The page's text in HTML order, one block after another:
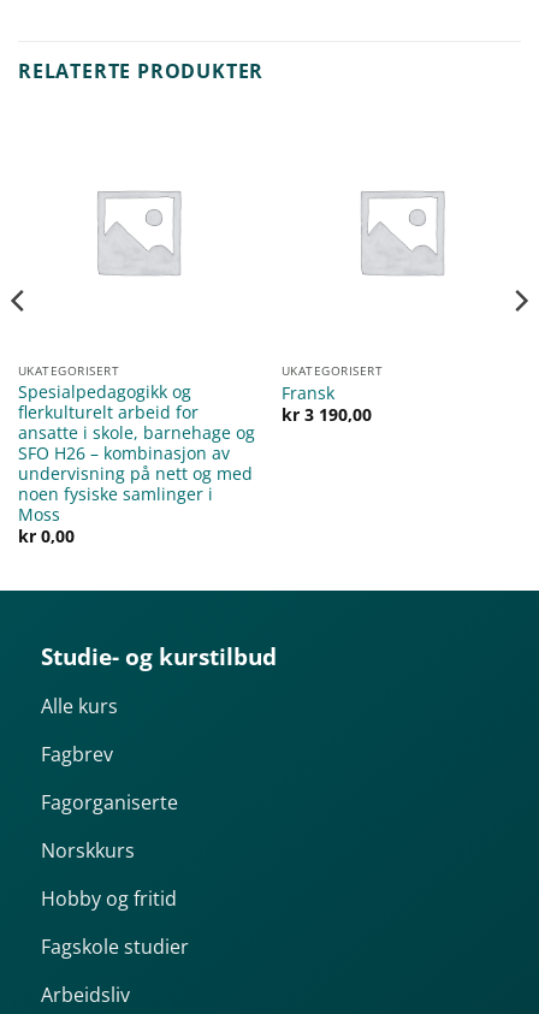
RELATERTE PRODUKTER
UKATEGORISERT
Spesialpedagogikk og
flerkulturelt arbeid for
ansatte i skole, barnehage og
SFO H26 – kombinasjon av
undervisning på nett og med
noen fysiske samlinger i
Moss
kr0,00
UKATEGORISERT
Fransk
kr3 190,00
Studie- og kurstilbud
Alle kurs
Fagbrev
Fagorganiserte
Norskkurs
Hobby og fritid
Fagskole studier
Arbeidsliv